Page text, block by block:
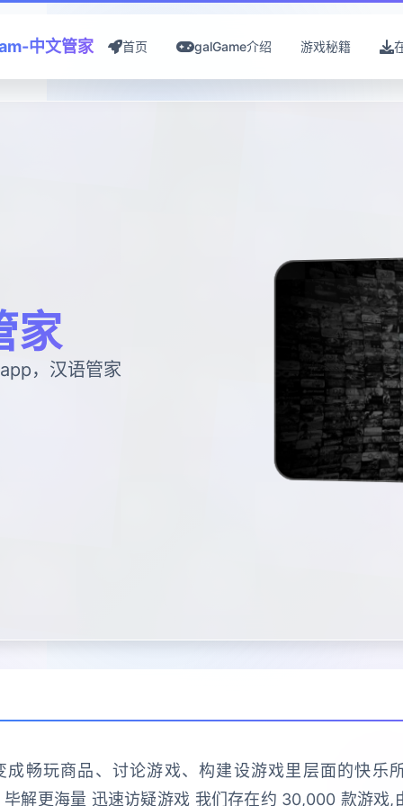
中文管家 首页 galGame介绍 游戏秘籍
家
，汉语管家
畅玩商品、讨论游戏、构建设游戏里层面的快乐
解更海量 迅速访疑游戏 我们存在约 30,000 款游戏,